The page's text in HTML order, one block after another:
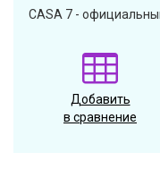
CASA 7 -
Добавить
в сравнение